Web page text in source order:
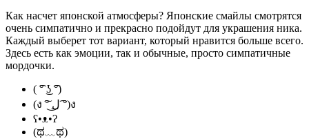
Как насчет японской атмосферы? Японские смайлы смотрятся
очень симпатично и прекрасно подойдут для украшения ника.
Каждый выберет тот вариант, который нравится больше всего.
Здесь есть как эмоции, так и обычные, просто симпатичные
мордочки.
( ͡° ͜ʖ ͡°)
(ง ͠° ͟ل͜ ͡°)ง
ʕ•ᴥ•ʔ
(ಥ﹏ಥ)